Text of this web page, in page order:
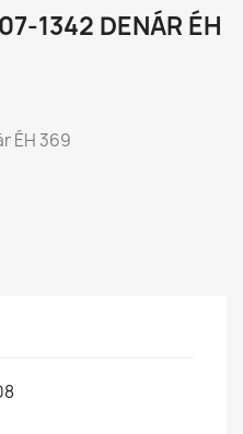
1342 DENÁR ÉH
ÉH 369